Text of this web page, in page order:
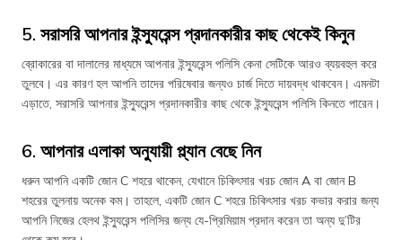
5. সরাসরি আপনার ইন্স্যুরেন্স প্রদানকারীর কাছ থেকেই কিনুন
ব্রোকারের বা দালালের মাধ্যমে আপনার ইন্স্যুরেন্স পলিসি কেনা সেটিকে আরও ব্যয়বহুল করে
তুলবে। এর কারণ হল আপনি তাদের পরিষেবার জন্যও চার্জ দিতে দায়বদ্ধ থাকবেন। এমনটা
এড়াতে, সরাসরি আপনার ইন্স্যুরেন্স প্রদানকারীর কাছ থেকে ইন্স্যুরেন্স পলিসি কিনতে পারেন।
6. আপনার এলাকা অনুযায়ী প্ল্যান বেছে নিন
ধরুন আপনি একটি জোন C শহরে থাকেন, যেখানে চিকিৎসার খরচ জোন A বা জোন B
শহরের তুলনায় অনেক কম। তাহলে, একটি জোন C শহরে চিকিৎসার খরচ কভার করার জন্য
আপনি নিজের হেলথ ইন্স্যুরেন্স পলিসির জন্য যে-প্রিমিয়াম প্রদান করেন তা অন্য দু’টির